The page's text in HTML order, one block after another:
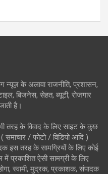
न्यूज़ के अलावा राजनीति, प्रशासन,
बिजनेस, सेहत, ब्यूटी, रोजगार
है।
तरह के विवाद के लिए साइट के कुछ
( समाचार / फोटो / विडियो आदि )
इस तरह के सामग्रियों के लिए कोई
में प्रकाशित ऐसी सामग्री के लिए
स्वामी, मुद्रक, प्रकाशक, संपादक